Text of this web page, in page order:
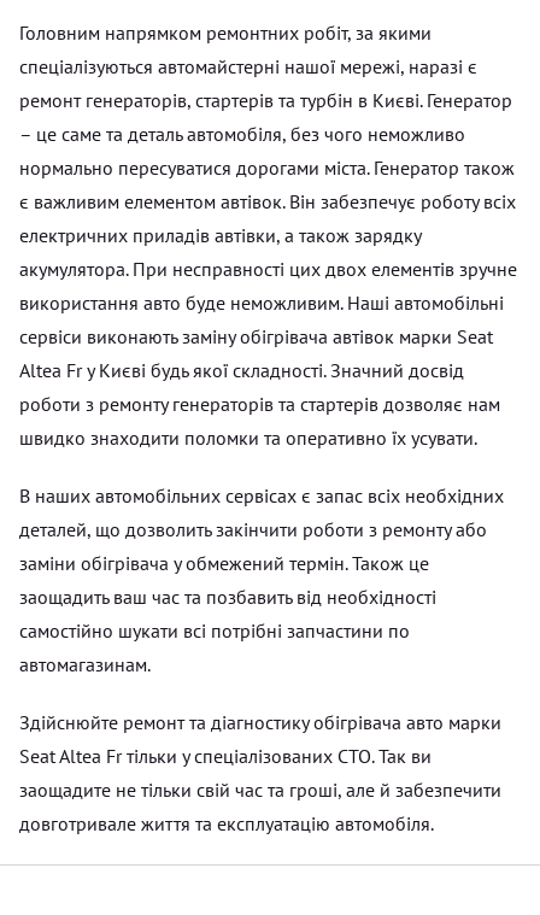
Головним напрямком ремонтних робіт, за якими
спеціалізуються автомайстерні нашої мережі, наразі є
ремонт генераторів, стартерів та турбін в Києві. Генератор
– це саме та деталь автомобіля, без чого неможливо
нормально пересуватися дорогами міста. Генератор також
є важливим елементом автівок. Він забезпечує роботу всіх
електричних приладів автівки, а також зарядку
акумулятора. При несправності цих двох елементів зручне
використання авто буде неможливим. Наші автомобільні
сервіси виконають заміну обігрівача автівок марки Seat
Altea Fr у Києві будь якої складності. Значний досвід
роботи з ремонту генераторів та стартерів дозволяє нам
швидко знаходити поломки та оперативно їх усувати.
В наших автомобільних сервісах є запас всіх необхідних
деталей, що дозволить закінчити роботи з ремонту або
заміни обігрівача у обмежений термін. Також це
заощадить ваш час та позбавить від необхідності
самостійно шукати всі потрібні запчастини по
автомагазинам.
Здійснюйте ремонт та діагностику обігрівача авто марки
Seat Altea Fr тільки у спеціалізованих СТО. Так ви
заощадите не тільки свій час та гроші, але й забезпечити
довготривале життя та експлуатацію автомобіля.